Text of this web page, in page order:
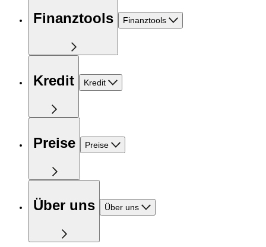
Finanztools Finanztools
Kredit Kredit
Preise Preise
Über uns Über uns